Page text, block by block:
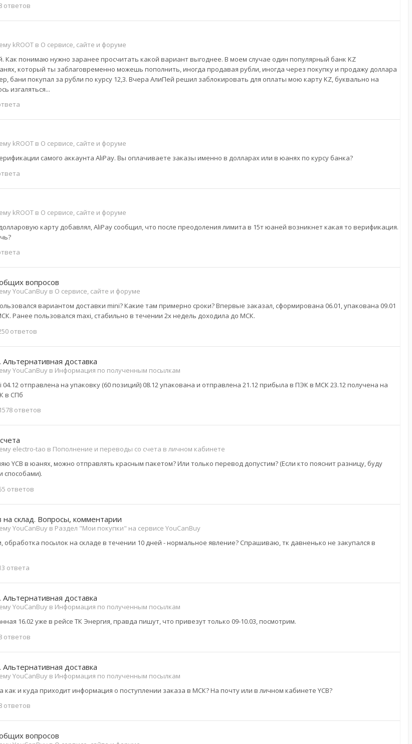
ответов
kROOT в О сервисе, сайте и форуме
Как понимаю нужно заранее просчитать какой вариант выгоднее. В моем случае один популярный банк KZ
который ты заблаговременно можешь пополнить, иногда продавая рубли, иногда через покупку и продажу доллара
бани покупал за рубли по курсу 12,3. Вчера АлиПей решил заблокировать для оплаты мою карту KZ, буквально на
изгаляться...
kROOT в О сервисе, сайте и форуме
самого аккаунта AliPay. Вы оплачиваете заказы именно в долларах или в юанях по курсу банка?
kROOT в О сервисе, сайте и форуме
карту добавлял, AliPay сообщил, что после преодоления лимита в 15т юаней возникнет какая то верификация.
вопросов
YouCanBuy в О сервисе, сайте и форуме
вариантом доставки mini? Какие там примерно сроки? Впервые заказал, сформирована 06.01, упакована 09.01
Ранее пользовался maxi, стабильно в течении 2х недель доходила до МСК.
ответов
доставка
YouCanBuy в Информация по полученным посылкам
04.12 отправлена на упаковку (60 позиций) 08.12 упакована и отправлена 21.12 прибыла в ПЭК в МСК 23.12 получена на
в СПб
1578 ответов
electro-tao в Пополнение и переводы со счета в личном кабинете
YCB в юанях, можно отправлять красным пакетом? Или только перевод допустим? (Если кто пояснит разницу, буду
способами).
ответов
на склад. Вопросы, комментарии
YouCanBuy в Раздел "Мои покупки" на сервисе YouCanBuy
обработка посылок на складе в течении 10 дней - нормальное явление? Спрашиваю, тк давненько не закупался в
ответа
доставка
YouCanBuy в Информация по полученным посылкам
16.02 уже в рейсе ТК Энергия, правда пишут, что привезут только 09-10.03, посмотрим.
ответов
доставка
YouCanBuy в Информация по полученным посылкам
как и куда приходит информация о поступлении заказа в МСК? На почту или в личном кабинете YCB?
ответов
вопросов